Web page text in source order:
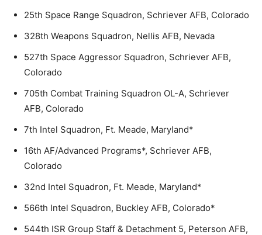
25th Space Range Squadron, Schriever AFB, Colorado
328th Weapons Squadron, Nellis AFB, Nevada
527th Space Aggressor Squadron, Schriever AFB,
Colorado
705th Combat Training Squadron OL-A, Schriever
AFB, Colorado
7th Intel Squadron, Ft. Meade, Maryland*
16th AF/Advanced Programs*, Schriever AFB,
Colorado
32nd Intel Squadron, Ft. Meade, Maryland*
566th Intel Squadron, Buckley AFB, Colorado*
544th ISR Group Staff & Detachment 5, Peterson AFB,